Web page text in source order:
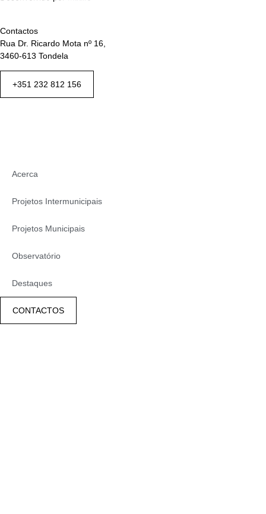
Contactos
Rua Dr. Ricardo Mota nº 16,
3460-613 Tondela
+351 232 812 156
Acerca
Projetos Intermunicipais
Projetos Municipais
Observatório
Destaques
CONTACTOS